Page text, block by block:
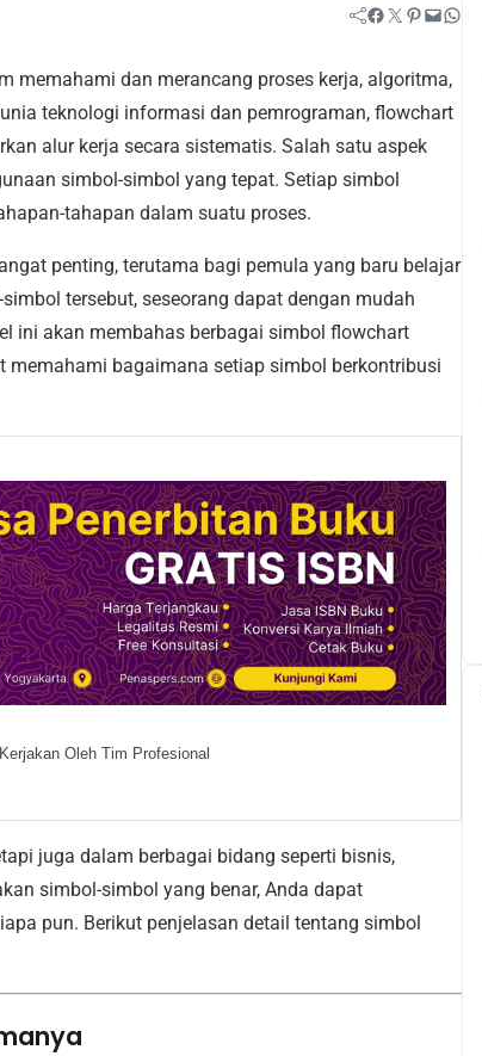
Facebook Twitter Pinterest Mail WhatsApp
memahami dan merancang proses kerja, algoritma,
teknologi informasi dan pemrograman, flowchart
alur kerja secara sistematis. Salah satu aspek
simbol-simbol yang tepat. Setiap simbol
tahapan dalam suatu proses.
penting, terutama bagi pemula yang baru belajar
tersebut, seseorang dapat dengan mudah
ini akan membahas berbagai simbol flowchart
memahami bagaimana setiap simbol berkontribusi
Oleh Tim Profesional
juga dalam berbagai bidang seperti bisnis,
simbol-simbol yang benar, Anda dapat
pun. Berikut penjelasan detail tentang simbol